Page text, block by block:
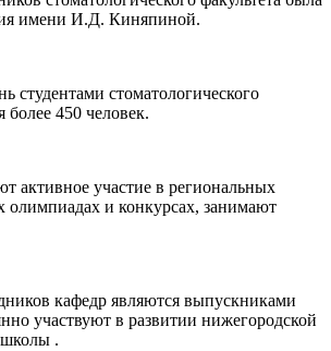
имени И.Д. Киняпиной.
студентами стоматологического
более 450 человек.
активное участие в региональных
олимпиадах и конкурсах, занимают
кафедр являются выпускниками
участвуют в развитии нижегородской
школы .